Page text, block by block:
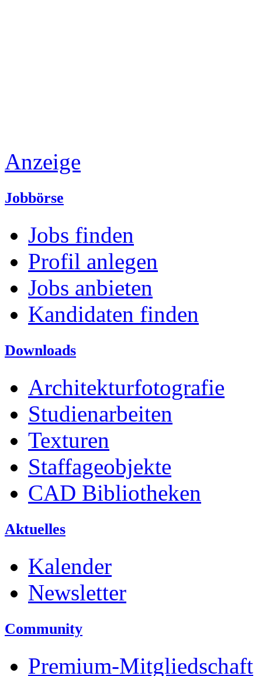
Anzeige
Jobbörse
Jobs finden
Profil anlegen
Jobs anbieten
Kandidaten finden
Downloads
Architekturfotografie
Studienarbeiten
Texturen
Staffageobjekte
CAD Bibliotheken
Aktuelles
Kalender
Newsletter
Community
Premium-Mitgliedschaft